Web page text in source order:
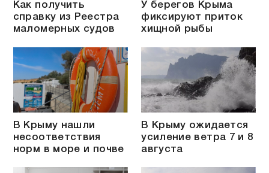
Как получить
справку из Реестра
маломерных судов
У берегов Крыма
фиксируют приток
хищной рыбы
В Крыму нашли
несоответствия
норм в море и почве
В Крыму ожидается
усиление ветра 7 и 8
августа